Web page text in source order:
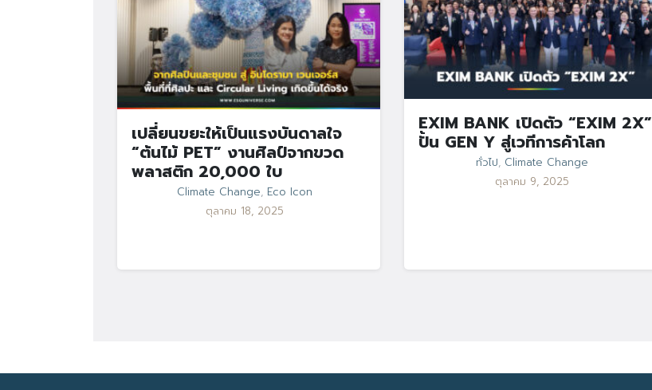
เปลี่ยนขยะให้เป็นแรงบันดาลใจ
“ต้นไม้ PET” งานศิลป์จากขวด
พลาสติก 20,000 ใบ
Climate Change, Eco Icon
ตุลาคม 18, 2025
EXIM BANK เปิดตัว “EXIM 2X”
ปั้น GEN Y สู่เวทีการค้าโลก
ทั่วไป, Climate Change
ตุลาคม 9, 2025